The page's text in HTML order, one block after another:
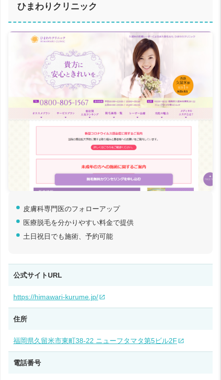
ひまわりクリニック
皮膚科専門医のフォローアップ
医療脱毛を分かりやすい料金で提供
土日祝日でも施術、予約可能
公式サイトURL
https://himawari-kurume.jp/
住所
福岡県久留米市東町38-22 ニューフタマタ第5ビル2F
電話番号